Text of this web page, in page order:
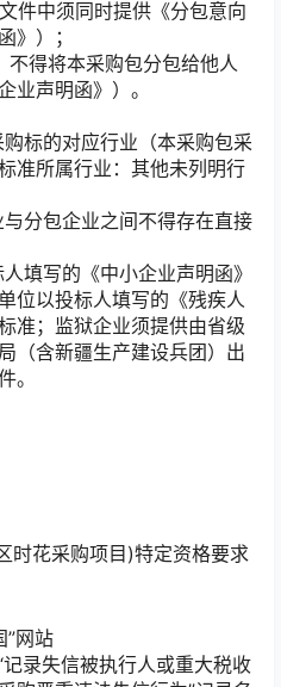
件中须同时提供《分包意向
》）；
得将本采购包分包给他人
业声明函》）。
标的对应行业（本采购包采
准所属行业：其他未列明行
分包企业之间不得存在直接
填写的《中小企业声明函》
位以投标人填写的《残疾人
准；监狱企业须提供由省级
（含新疆生产建设兵团）出
。
时花采购项目)特定资格要求
”网站
录失信被执行人或重大税收